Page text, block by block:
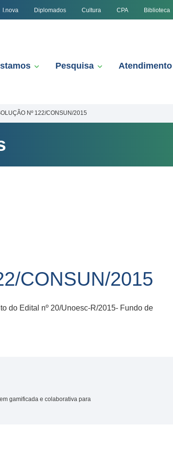
I.nova Diplomados Cultura CPA Biblioteca
Pesquisa
Nº 122/CONSUN/2015
CONSUN/2015
do Edital nº 20/Unoesc-R/2015- Fundo de
gamificada e colaborativa para